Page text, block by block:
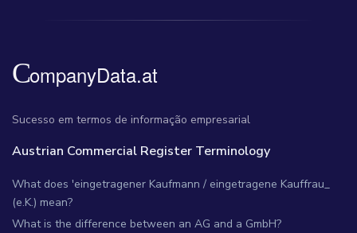
Sucesso em termos de informação empresarial
Austrian Commercial Register Terminology
What does 'eingetragener Kaufmann / eingetragene Kauffrau_
(e.K.) mean?
What is the difference between an AG and a GmbH?